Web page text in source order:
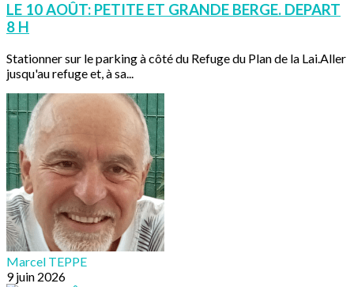
LE 10 AOÛT: PETITE ET GRANDE BERGE. DEPART
8 H
Stationner sur le parking à côté du Refuge du Plan de la Lai.Aller
jusqu'au refuge et, à sa...
Marcel TEPPE
9 juin 2026